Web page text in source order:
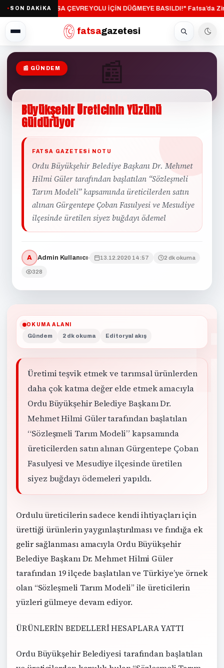
● SON DAKİKA"FATSA ÇEVRE YOLU İÇİN DÜĞMEYE BASILDI!"·Fatsa’da
fatsagazetesi
📰
📰 GÜNDEM
BüyükşehirÜreticininYüzünü
Güldürüyor
FATSA GAZETESI NOTU
Ordu Büyükşehir Belediye Başkanı Dr. Mehmet
Hilmi Güler tarafından başlatılan “Sözleşmeli
Tarım Modeli” kapsamında üreticilerden satın
alınan Gürgentepe Çoban Fasulyesi ve Mesudiye
ilçesinde üretilen siyez buğdayı ödemel
A Admin Kullanıcı 13.12.2020 14:57 2 dk okuma
328
OKUMA ALANI
Gündem 2 dk okuma Editoryal akış
Üretimi teşvik etmek ve tarımsal ürünlerden
daha çok katma değer elde etmek amacıyla
Ordu Büyükşehir Belediye Başkanı Dr.
Mehmet Hilmi Güler tarafından başlatılan
“Sözleşmeli Tarım Modeli” kapsamında
üreticilerden satın alınan Gürgentepe Çoban
Fasulyesi ve Mesudiye ilçesinde üretilen
siyez buğdayı ödemeleri yapıldı.
Ordulu üreticilerin sadece kendi ihtiyaçları için
ürettiği ürünlerin yaygınlaştırılması ve fındığa ek
gelir sağlanması amacıyla Ordu Büyükşehir
Belediye Başkanı Dr. Mehmet Hilmi Güler
tarafından 19 ilçede başlatılan ve Türkiye’ye örnek
olan “Sözleşmeli Tarım Modeli” ile üreticilerin
yüzleri gülmeye devam ediyor.
ÜRÜNLERİN BEDELLERİ HESAPLARA YATTI
Ordu Büyükşehir Belediyesi tarafından başlatılan